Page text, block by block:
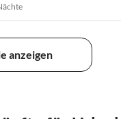
anzeigen